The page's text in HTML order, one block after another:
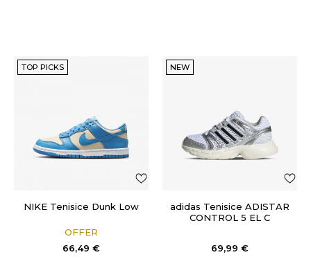
TOP PICKS
NIKE Tenisice Dunk Low
OFFER
66,49 €
NEW
adidas Tenisice ADISTAR
CONTROL 5 EL C
69,99 €